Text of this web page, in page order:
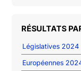
RÉSULTATS
Législatives 2024
Européennes